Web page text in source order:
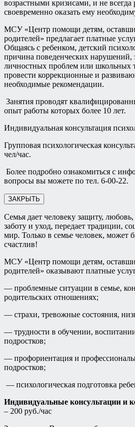
возрастными кризисами, и не всегда
своевременно оказать ему
МСУ «Центр помощи детям,
родителей» предлагает платные
Общаясь с ребенком, детский
причина поведенческих
личностных проблем или школьных
провести коррекционные и
необходимые рекомендации.
Занятия проводят
опыт работы которых более 10 лет.
Индивидуальная консультация
Групповая психологическая
чел/час.
Более подробно ознакомиться с
вопросы вы можете по тел. 6-00-22.
ЗАКРЫТЬ
Семья дает человеку защиту,
заботу и уход, передает традиции,
мир. Только в семье человек, может
счастлив!
МСУ «Центр помощи детям,
родителей» оказывают платные
— проблемные ситуации в семье,
родительских отношениях;
— страхи, тревожные состояния,
— трудности в обучении,
подростков;
— профориентация и
подростков;
— психологическая подготовка
Индивидуальные консультации и
– 200 руб./час